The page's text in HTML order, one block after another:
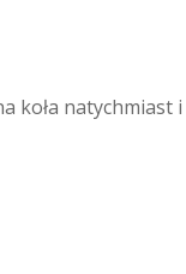
koła natychmiast i